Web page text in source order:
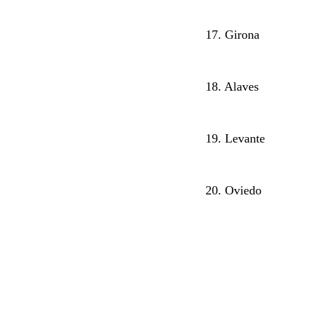
17. Girona
18. Alaves
19. Levante
20. Oviedo